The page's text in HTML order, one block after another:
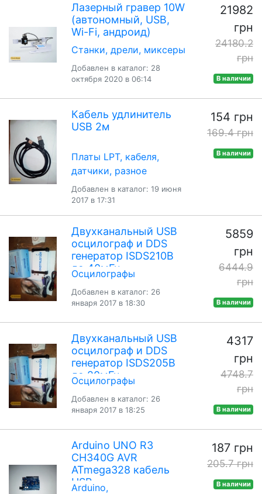
Лазерный гравер 10W
(автономный, USB,
Wi-Fi, андроид)
Станки, дрели, миксеры
Добавлен в каталог: 28
октября 2020 в 06:14
21982
грн
24180.2
грн
В наличии
Кабель удлинитель
USB 2м
Платы LPT, кабеля,
датчики, разное
Добавлен в каталог: 19 июня
2017 в 17:31
154 грн
169.4 грн
В наличии
Двухканальный USB
осцилограф и DDS
генератор ISDS210B
до 40мГц
Осцилографы
Добавлен в каталог: 26
января 2017 в 18:30
5859
грн
6444.9
грн
В наличии
Двухканальный USB
осцилограф и DDS
генератор ISDS205B
до 20мГц
Осцилографы
Добавлен в каталог: 26
января 2017 в 18:25
4317
грн
4748.7
грн
В наличии
Arduino UNO R3
CH340G AVR
ATmega328 кабель
USB
Arduino,
187 грн
205.7 грн
В наличии